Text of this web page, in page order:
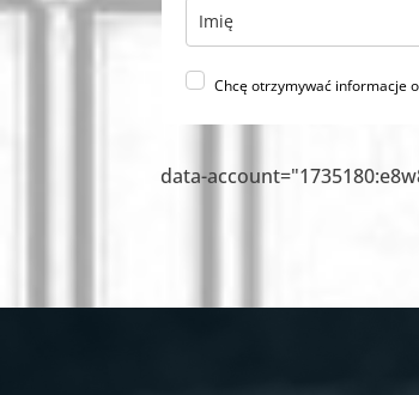
Chcę otrzymywać informacje
data-